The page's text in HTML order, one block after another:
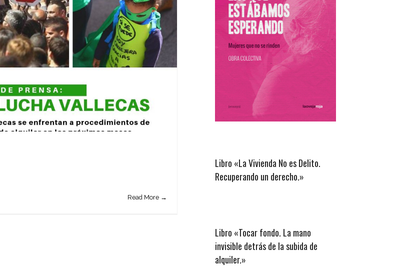
Read More →
Libro «La Vivienda No es Delito.
Recuperando un derecho.»
Libro «Tocar fondo. La mano
invisible detrás de la subida de
alquiler.»